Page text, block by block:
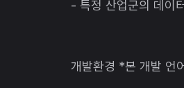
- 특정 산업군의 데이
개발환경 *본 개발 언